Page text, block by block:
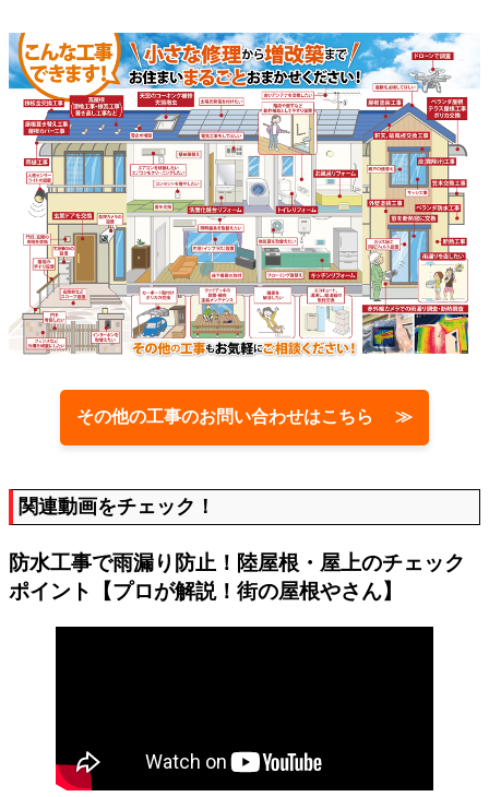
その他の工事のお問い合わせはこちら ≫
関連動画をチェック！
防水工事で雨漏り防止！陸屋根・屋上のチェック
ポイント【プロが解説！街の屋根やさん】